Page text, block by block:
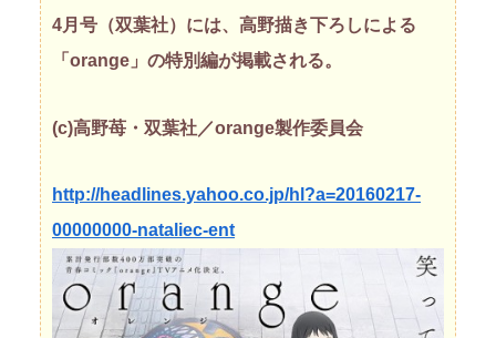
4月号（双葉社）には、高野描き下ろしによる
「orange」の特別編が掲載される。
(c)高野苺・双葉社／orange製作委員会
http://headlines.yahoo.co.jp/hl?a=20160217-
00000000-nataliec-ent